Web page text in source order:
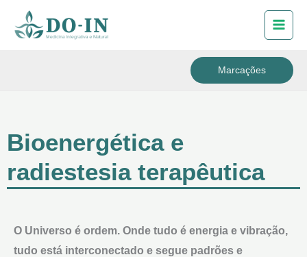
content
Marcações
Bioenergética e
radiestesia terapêutica
O Universo é ordem. Onde tudo é energia e vibração,
tudo está interconectado e segue padrões e